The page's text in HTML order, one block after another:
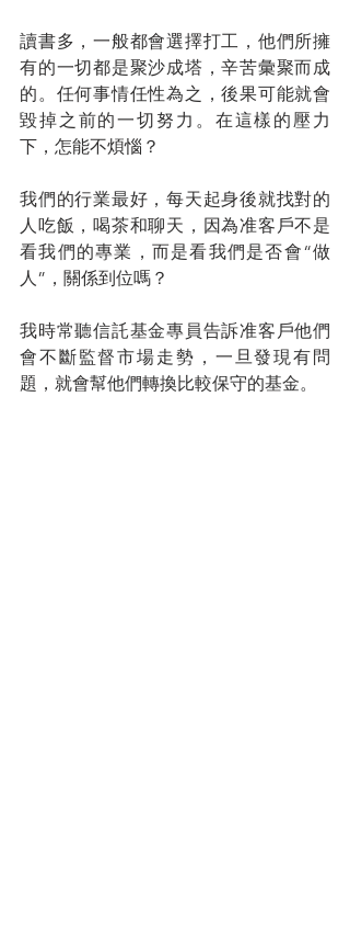
讀書多，一般都會選擇打工，他們所擁
有的一切都是聚沙成塔，辛苦彙聚而成
的。任何事情任性為之，後果可能就會
毀掉之前的一切努力。在這樣的壓力
下，怎能不煩惱？
我們的行業最好，每天起身後就找對的
人吃飯，喝茶和聊天，因為准客戶不是
看我們的專業，而是看我們是否會“做
人”，關係到位嗎？
我時常聽信託基金專員告訴准客戶他們
會不斷監督市場走勢，一旦發現有問
題，就會幫他們轉換比較保守的基金。